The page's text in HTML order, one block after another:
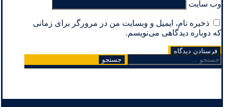
وب‌ سایت
ذخیره نام، ایمیل و وبسایت من در مرورگر برای زمانی
که دوباره دیدگاهی می‌نویسم.
جستجو
برای: